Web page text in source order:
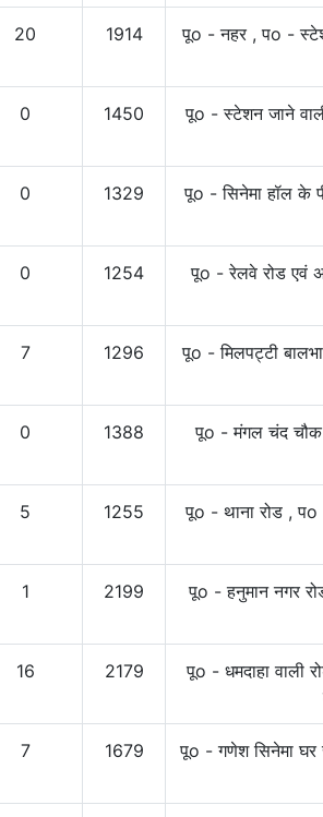
20 1914
पूo - नहर , पo -
0 1450
पूo - स्टेशन जाने
0 1329
पूo - सिनेमा हॉल के
0 1254
पूo - रेलवे रोड एवं
7 1296
पूo - मिलपट्टी
0 1388
पूo - मंगल चंद चौक
5 1255
पूo - थाना रोड ,
1 2199
पूo - हनुमान नगर
16 2179
पूo - धमदाहा वाली
7 1679
पूo - गणेश सिनेमा घर